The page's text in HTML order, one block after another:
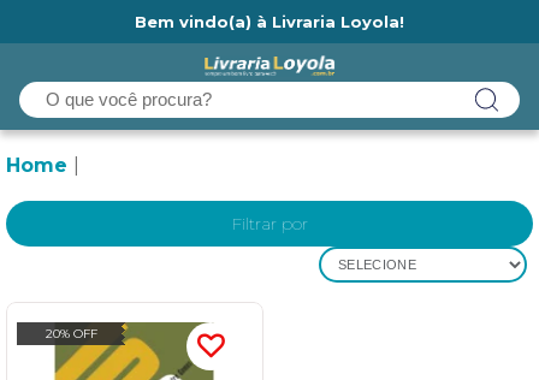
Bem vindo(a) à Livraria Loyola!
Home
Filtrar por
SELECIONE
20% OFF